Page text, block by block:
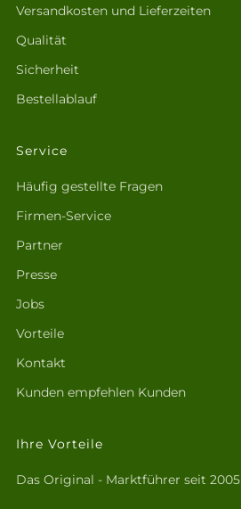
Versandkosten und Lieferzeiten
Qualität
Sicherheit
Bestellablauf
Service
Häufig gestellte Fragen
Firmen-Service
Partner
Presse
Jobs
Vorteile
Kontakt
Kunden empfehlen Kunden
Ihre Vorteile
Das Original - Marktführer seit 2005